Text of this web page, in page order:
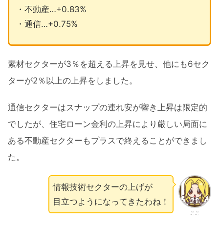
・不動産…+0.83%
・通信…+0.75%
素材セクターが3％を超える上昇を見せ、他にも6セク
ターが2％以上の上昇をしました。
通信セクターはスナップの連れ安が響き上昇は限定的
でしたが、住宅ローン金利の上昇により厳しい局面に
ある不動産セクターもプラスで終えることができまし
た。
ここ
情報技術セクターの上げが
目立つようになってきたわね！